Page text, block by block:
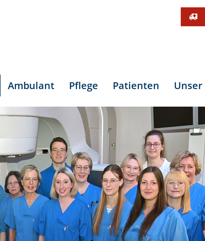
Ambulant Pflege Patienten Unser